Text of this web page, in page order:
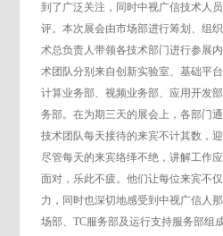
到了广泛关注，同时中视广信技术人
评。本次展会由市场部进行筹划、组
术总负责人带领各技术部门进行参展
术团队分别来自创新实验室、基础平
计算业务部、视频业务部、应用开发
务部。在为期三天的展会上，各部门
技术团队每天接待的来宾不计其数，
尽管每天的来宾络绎不绝，讲解工作
面对，乐此不疲。他们让每位来宾不
力，同时也深切地感受到中视广信人
场部、TC服务部及运行支持服务部组